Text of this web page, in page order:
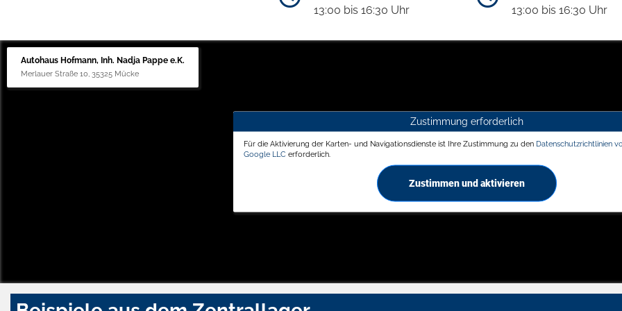
13:00 bis 16:30 Uhr
13:00 bis 16:30 Uhr
Autohaus Hofmann, Inh. Nadja Pappe e.K.
Merlauer Straße 10, 35325 Mücke
Zustimmung erforderlich
Für die Aktivierung der Karten- und Navigationsdienste ist Ihre Zustimmung zu den Datenschutzrichtlinien
Google LLC erforderlich.
Zustimmen und aktivieren